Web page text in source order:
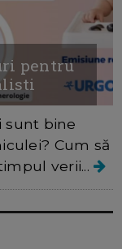
pentru
sunt bine
Cum să
verii...